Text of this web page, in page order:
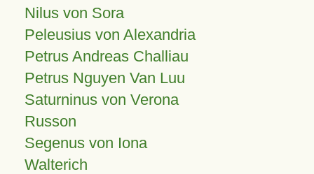
Nilus von Sora
Peleusius von Alexandria
Petrus Andreas Challiau
Petrus Nguyen Van Luu
Saturninus von Verona
Russon
Segenus von Iona
Walterich